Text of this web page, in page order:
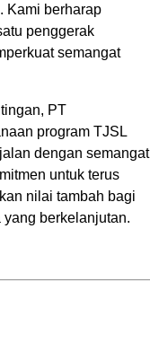
Kami berharap
penggerak
semangat
PT
program TJSL
dengan semangat
untuk terus
nilai tambah bagi
berkelanjutan.